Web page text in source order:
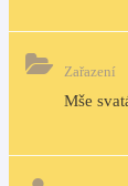
Zařazení
Mše